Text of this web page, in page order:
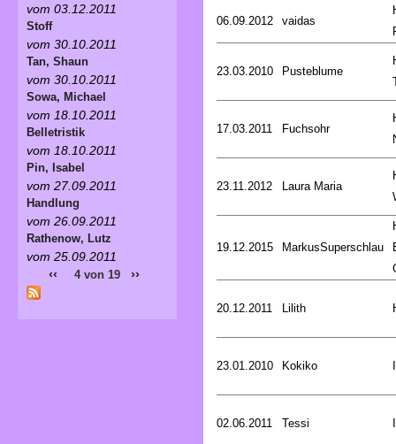
06.09.2012 vaidas
23.03.2010 Pusteblume
17.03.2011 Fuchsohr
23.11.2012 Laura Maria
19.12.2015 MarkusSuperschlau
20.12.2011 Lilith
23.01.2010 Kokiko
02.06.2011 Tessi
vom 03.12.2011
Stoff
vom 30.10.2011
Tan, Shaun
vom 30.10.2011
Sowa, Michael
vom 18.10.2011
Belletristik
vom 18.10.2011
Pin, Isabel
vom 27.09.2011
Handlung
vom 26.09.2011
Rathenow, Lutz
vom 25.09.2011
‹‹ 4 von 19 ››